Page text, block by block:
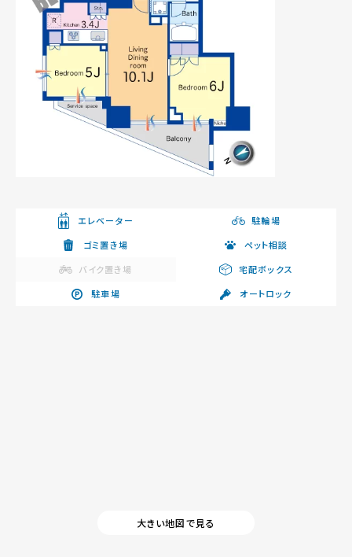
エレベーター
駐輪場
ゴミ置き場
ペット相談
バイク置き場
宅配ボックス
駐車場
オートロック
大きい地図で見る